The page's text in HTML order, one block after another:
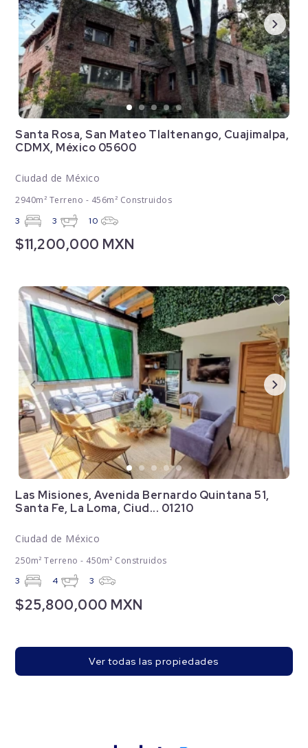
Santa Rosa, San Mateo Tlaltenango, Cuajimalpa,
CDMX, México 05600
Ciudad de México
2940m² Terreno - 456m² Construidos
3 3 10
$11,200,000 MXN
Las Misiones, Avenida Bernardo Quintana 51,
Santa Fe, La Loma, Ciud... 01210
Ciudad de México
250m² Terreno - 450m² Construidos
3 4 3
$25,800,000 MXN
Ver todas las propiedades